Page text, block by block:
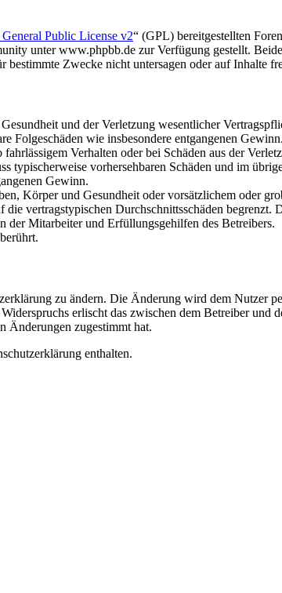
Public License v2“ (GPL) bereitgestellten
unter www.phpbb.de zur Verfügung gestellt.
Zwecke nicht untersagen oder auf Inhalte
und der Verletzung wesentlicher
Folgeschäden wie insbesondere entgangenen Gewinn.
Verhalten oder bei Schäden aus der
vorhersehbaren Schäden und im
Gewinn.
Körper und Gesundheit oder vorsätzlichem oder
vertragstypischen Durchschnittsschäden
der Mitarbeiter und Erfüllungsgehilfen des Betreibers.
zu ändern. Die Änderung wird dem Nutzer
erlischt das zwischen dem Betreiber und
Änderungen zugestimmt hat.
enthalten.